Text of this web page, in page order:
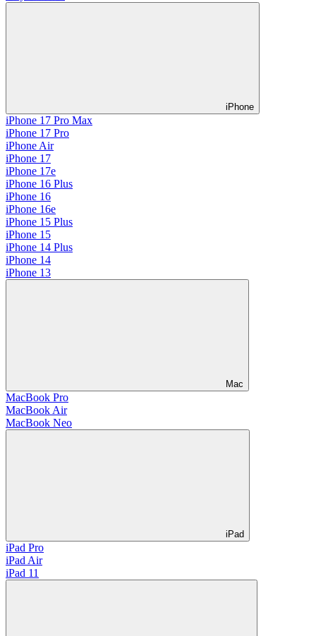
iPhone
iPhone 17 Pro Max
iPhone 17 Pro
iPhone Air
iPhone 17
iPhone 17e
iPhone 16 Plus
iPhone 16
iPhone 16e
iPhone 15 Plus
iPhone 15
iPhone 14 Plus
iPhone 14
iPhone 13
Mac
MacBook Pro
MacBook Air
MacBook Neo
iPad
iPad Pro
iPad Air
iPad 11